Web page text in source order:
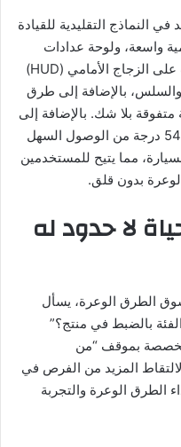
في النماذج التقليدية للقيادة
واسعة، ولوحة عدادات
LCD كاملة، وعرض رأسي للمعلومات على الزجاج الأمامي (HUD)
والسلس، بالإضافة إلى طرق
متفوقة بلا شك. بالإضافة إلى
ذلك، يتيح التصوير البانورامي بزاوية 540 درجة من الوصول السهل
مما يتيح للمستخدمين
بدون قلق.
لا حدود له
الطرق الوعرة، يسأل
بالضبط في منتج؟”
بموقف “من
لالتقاط المزيد من الفرص في
الطرق الوعرة والتجربة